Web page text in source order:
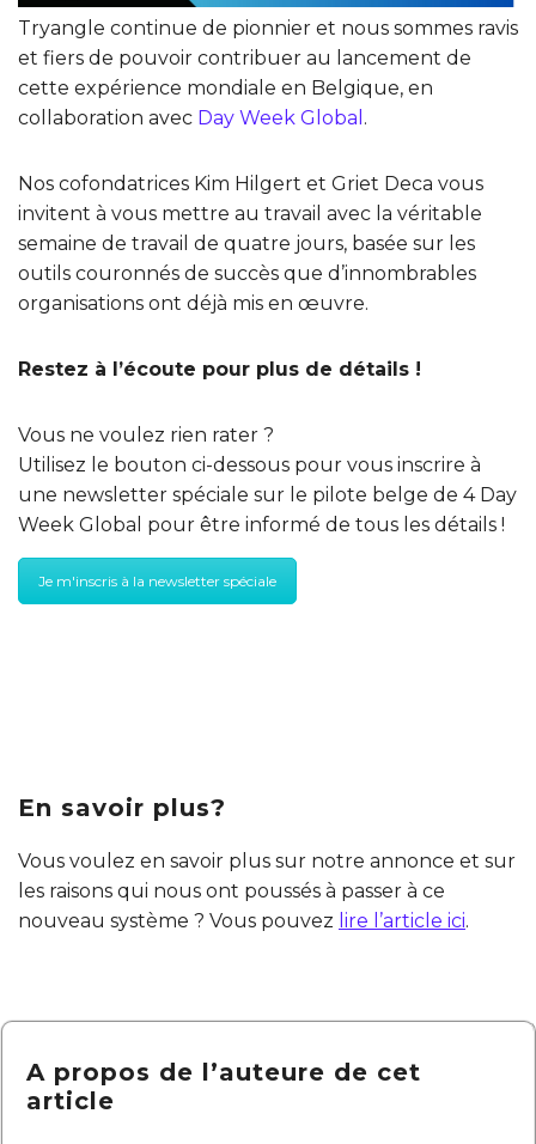
Tryangle continue de pionnier et nous sommes ravis
et fiers de pouvoir contribuer au lancement de
cette expérience mondiale en Belgique, en
collaboration avec Day Week Global .
Nos cofondatrices Kim Hilgert et Griet Deca vous
invitent à vous mettre au travail avec la véritable
semaine de travail de quatre jours, basée sur les
outils couronnés de succès que d’innombrables
organisations ont déjà mis en œuvre.
Restez à l’écoute pour plus de détails !
Vous ne voulez rien rater ?
Utilisez le bouton ci-dessous pour vous inscrire à
une newsletter spéciale sur le pilote belge de 4 Day
Week Global pour être informé de tous les détails !
Je m'inscris à la newsletter spéciale
En savoir plus?
Vous voulez en savoir plus sur notre annonce et sur
les raisons qui nous ont poussés à passer à ce
nouveau système ? Vous pouvez lire l’article ici.
A propos de l’auteure de cet
article